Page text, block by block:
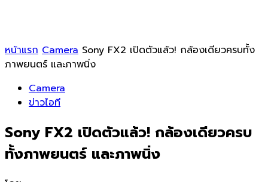
หน้าแรก Camera Sony FX2 เปิดตัวแล้ว! กล้องเดียวครบทั้ง
ภาพยนตร์ และภาพนิ่ง
Camera
ข่าวไอที
Sony FX2 เปิดตัวแล้ว! กล้องเดียวครบ
ทั้งภาพยนตร์ และภาพนิ่ง